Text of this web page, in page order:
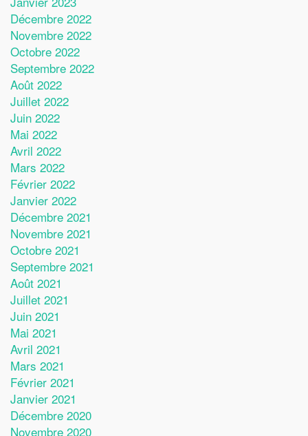
Décembre 2022
Novembre 2022
Octobre 2022
Septembre 2022
Août 2022
Juillet 2022
Juin 2022
Mai 2022
Avril 2022
Mars 2022
Février 2022
Janvier 2022
Décembre 2021
Novembre 2021
Octobre 2021
Septembre 2021
Août 2021
Juillet 2021
Juin 2021
Mai 2021
Avril 2021
Mars 2021
Février 2021
Janvier 2021
Décembre 2020
Novembre 2020